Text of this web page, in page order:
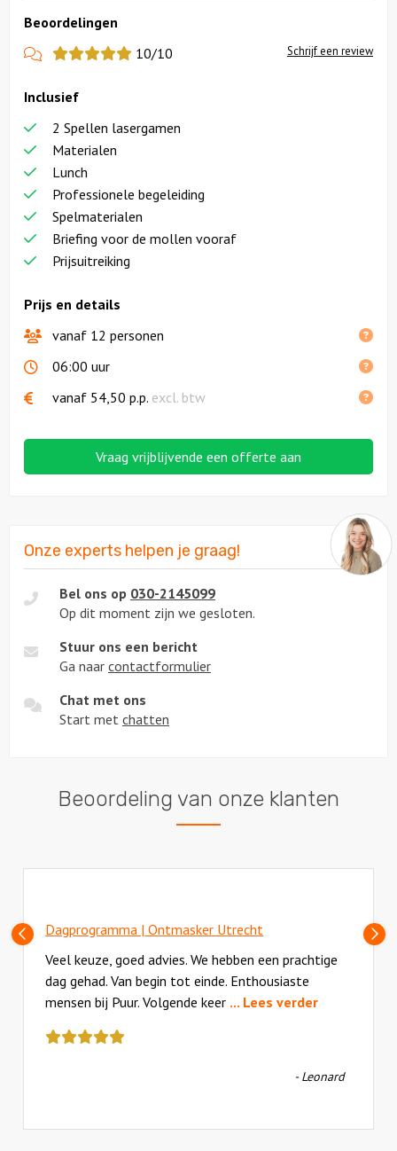
Beoordelingen
View
reviews
10/10 Schrijf een review
Prijs en details
vanaf 12 personen
06:00 uur
vanaf 54,50 p.p. excl. btw
Inclusief
2 Spellen lasergamen
Materialen
Lunch
Professionele begeleiding
Spelmaterialen
Briefing voor de mollen vooraf
Prijsuitreiking
Vraag vrijblijvende een offerte aan
Onze experts helpen je graag!
Bel ons op 030-2145099
Op dit moment zijn we gesloten.
Stuur ons een bericht
Ga naar contactformulier
Chat met ons
Start met chatten
Beoordeling van onze klanten
Vorige
slide
Dagprogramma | Ontmasker Utrecht
Veel keuze, goed advies. We hebben een prachtige
dag gehad. Van begin tot einde. Enthousiaste
mensen bij Puur. Volgende keer ... Lees verder
review
een
- Leonard